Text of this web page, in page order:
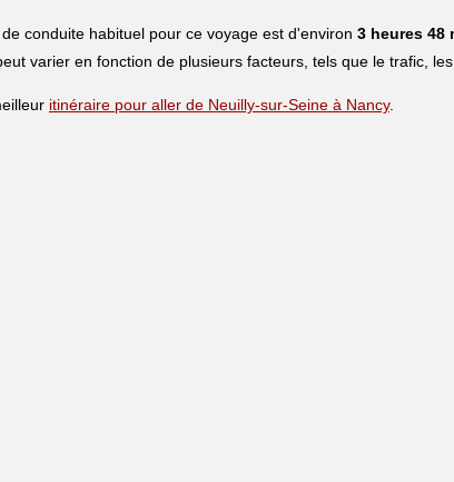
conduite habituel pour ce voyage est d'environ 3 heures 48
varier en fonction de plusieurs facteurs, tels que le trafic,
itinéraire pour aller de Neuilly-sur-Seine à Nancy.